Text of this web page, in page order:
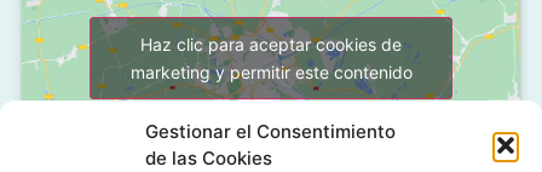
Gestionar el Consentimiento
de las Cookies
Haz clic para aceptar cookies de
marketing y permitir este contenido